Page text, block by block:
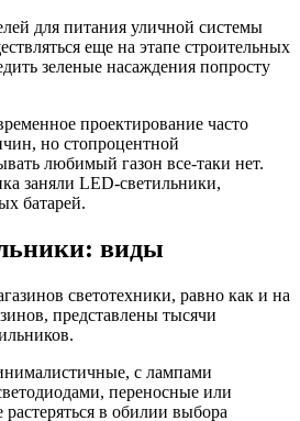
для питания уличной системы
еще на этапе строительных
зеленые насаждения попросту
проектирование часто
но стопроцентной
любимый газон все-таки нет.
заняли LED-светильники,
батарей.
виды
светотехники, равно как и на
представлены тысячи
с лампами
переносные или
в обилии выбора